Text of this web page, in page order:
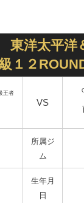
洋太平洋
１２
王者
VS
所属ジ
ム
生年月
日